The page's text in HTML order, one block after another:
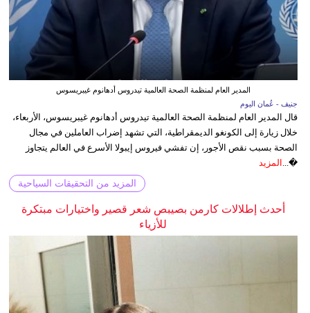
المدير العام لمنظمة الصحة العالمية تيدروس أدهانوم غيبريسوس
جنيف - عُمان اليوم
قال المدير العام لمنظمة الصحة العالمية تيدروس أدهانوم غيبريسوس، الأربعاء،
خلال زيارة إلى الكونغو الديمقراطية، التي تشهد إضراب العاملين في مجال
الصحة بسبب نقص الأجور، إن تفشي فيروس إيبولا الأسرع في العالم يتجاوز
�... المزيد
المزيد من التحقيقات السياحية
أحدث إطلالات كارمن بصيبص شعر قصير واختيارات مبتكرة
للأزياء